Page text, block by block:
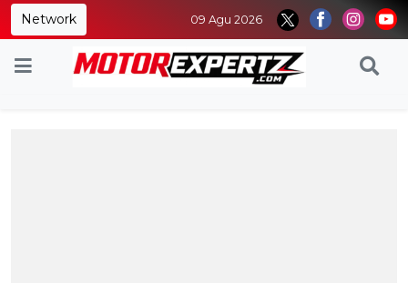
Network 09 Agu 2026